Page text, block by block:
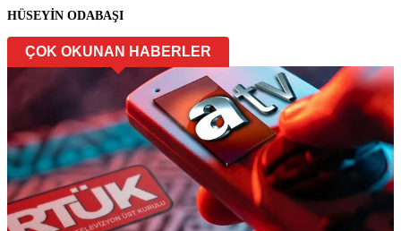
HÜSEYİN ODABAŞI
ÇOK OKUNAN HABERLER